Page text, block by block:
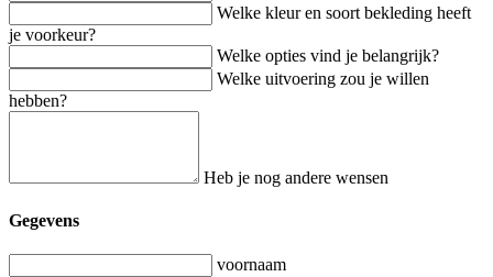
Welke kleur en soort bekleding heeft
je voorkeur?
Welke opties vind je belangrijk?
Welke uitvoering zou je willen
hebben?
Heb je nog andere wensen
Gegevens
voornaam